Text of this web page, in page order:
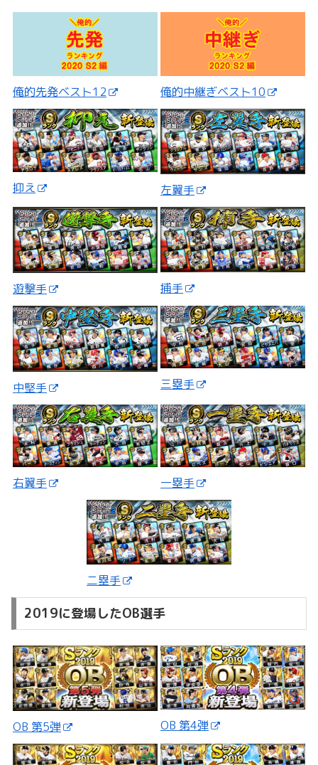
俺的先発ベスト12 俺的中継ぎベスト10
抑え 左翼手
遊撃手 捕手
中堅手 三塁手
右翼手 一塁手
二塁手
2019に登場したOB選手
OB 第5弾 OB 第4弾